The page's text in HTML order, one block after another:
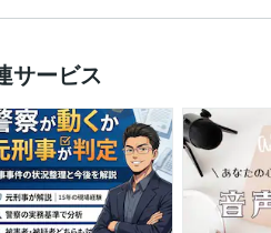
サービス